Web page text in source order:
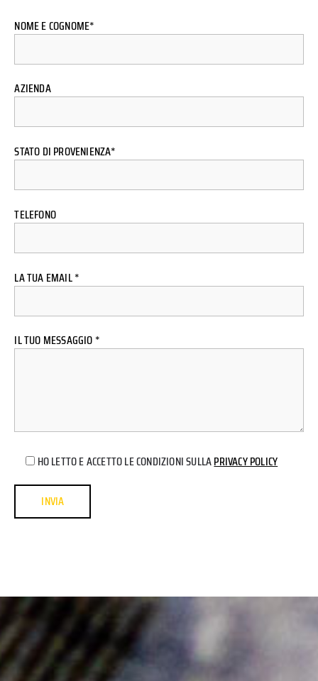
NOME E COGNOME*
AZIENDA
STATO DI PROVENIENZA*
TELEFONO
LA TUA EMAIL *
IL TUO MESSAGGIO *
HO LETTO E ACCETTO LE CONDIZIONI SULLAPRIVACY POLICY